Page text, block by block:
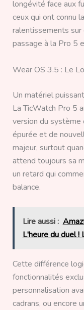
longévité face aux
ceux qui ont connu
ralentissements sur
passage à la Pro 5
Wear OS 3.5 : Le
Un matériel
La TicWatch Pro 5
version du système
épurée et de
majeur, surtout
attend toujours sa
un retard qui
balance.
Lire aussi :
L'heure du duel !
Cette différence
fonctionnalités
personnalisation
cadrans, ou encore